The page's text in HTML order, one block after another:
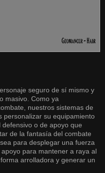
seguro de sí mismo y
masivo. Como ya
nuestros sistemas de
personalizar su equipamiento
o de apoyo que
de la fantasía del combate
para desplegar una fuerza
para mantener a raya al
arrolladora y generar un